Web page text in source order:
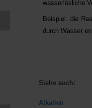
wasserlösliche
Beispiel: die
durch Wasser
Siehe auch:
Alkalien